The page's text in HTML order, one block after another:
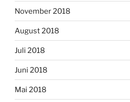
November 2018
August 2018
Juli 2018
Juni 2018
Mai 2018